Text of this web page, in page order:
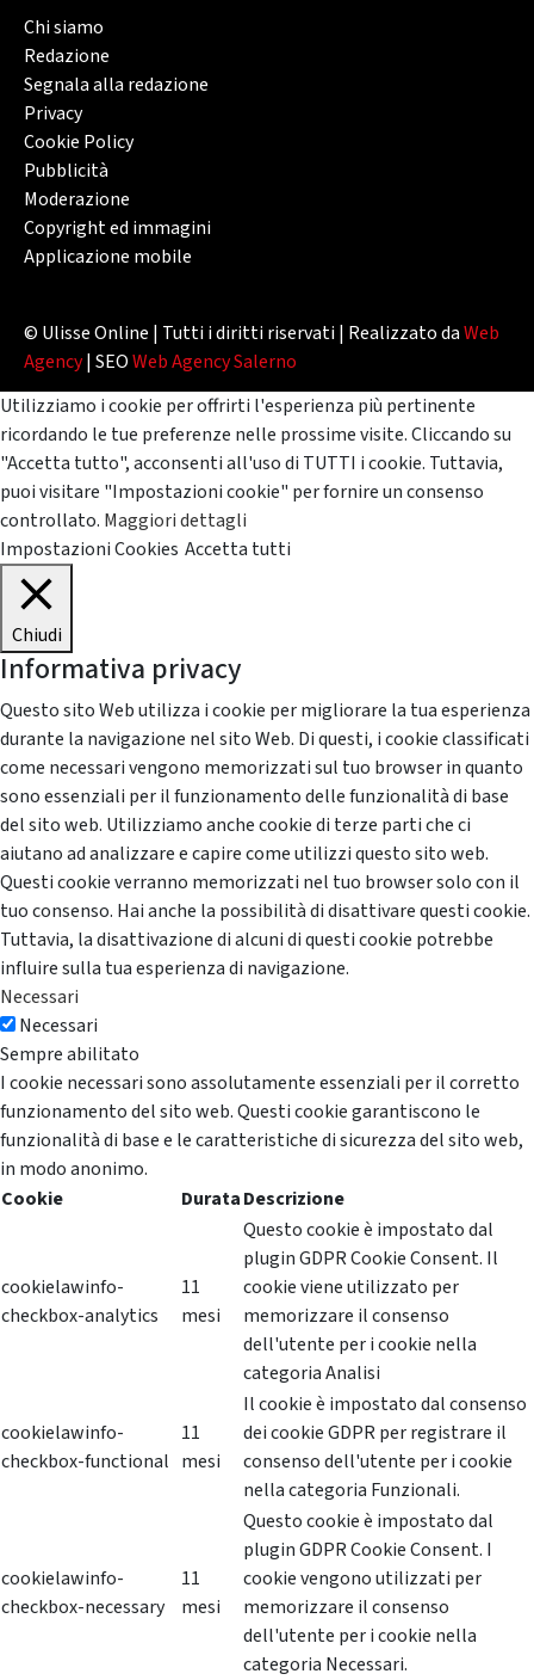
Chi siamo
Redazione
Segnala alla redazione
Privacy
Cookie Policy
Pubblicità
Moderazione
Copyright ed immagini
Applicazione mobile
© Ulisse Online | Tutti i diritti riservati | Realizzato daWeb
Agency| SEOWeb Agency Salerno
Utilizziamo i cookie per offrirti l'esperienza più pertinente
ricordando le tue preferenze nelle prossime visite. Cliccando su
"Accetta tutto", acconsenti all'uso di TUTTI i cookie. Tuttavia,
puoi visitare "Impostazioni cookie" per fornire un consenso
controllato. Maggiori dettagli
Impostazioni Cookies Accetta tutti
Chiudi
Informativa privacy
Questo sito Web utilizza i cookie per migliorare la tua esperienza
durante la navigazione nel sito Web. Di questi, i cookie classificati
come necessari vengono memorizzati sul tuo browser in quanto
sono essenziali per il funzionamento delle funzionalità di base
del sito web. Utilizziamo anche cookie di terze parti che ci
aiutano ad analizzare e capire come utilizzi questo sito web.
Questi cookie verranno memorizzati nel tuo browser solo con il
tuo consenso. Hai anche la possibilità di disattivare questi cookie.
Tuttavia, la disattivazione di alcuni di questi cookie potrebbe
influire sulla tua esperienza di navigazione.
Necessari
Necessari
Sempre abilitato
I cookie necessari sono assolutamente essenziali per il corretto
funzionamento del sito web. Questi cookie garantiscono le
funzionalità di base e le caratteristiche di sicurezza del sito web,
in modo anonimo.
Cookie
DurataDescrizione
cookielawinfo-
checkbox-analytics
11
mesi
Questo cookie è impostato dal
plugin GDPR Cookie Consent. Il
cookie viene utilizzato per
memorizzare il consenso
dell'utente per i cookie nella
categoria Analisi
cookielawinfo-
checkbox-functional
11
mesi
Il cookie è impostato dal consenso
dei cookie GDPR per registrare il
consenso dell'utente per i cookie
nella categoria Funzionali.
cookielawinfo-
checkbox-necessary
11
mesi
Questo cookie è impostato dal
plugin GDPR Cookie Consent. I
cookie vengono utilizzati per
memorizzare il consenso
dell'utente per i cookie nella
categoria Necessari.